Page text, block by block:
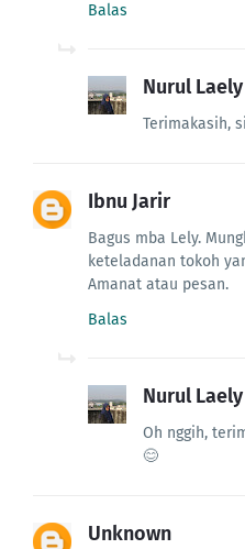
Balas
Nurul Laely
Terimakasih,
Ibnu Jarir
Bagus mba Lely.
keteladanan tokoh
Amanat atau pesan.
Balas
Nurul Laely
Oh nggih,
😊
Unknown